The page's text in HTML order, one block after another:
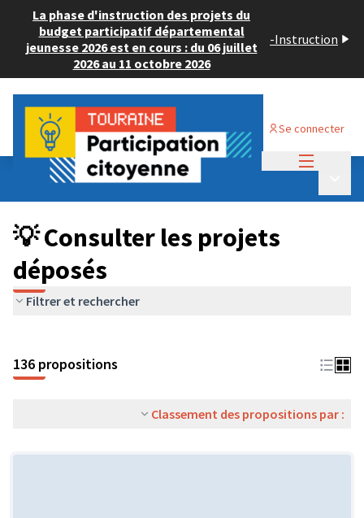
La phase d'instruction des projets du
budget participatif départemental
jeunesse 2026 est en cours : du 06 juillet
2026 au 11 octobre 2026
-Instruction
Se connecter
Budget Participatif JEUNESSE 2024
💡 Consulter les projets déposés
💡 Consulter les projets
déposés
Filtrer et rechercher
136 propositions
Classement des propositions par :